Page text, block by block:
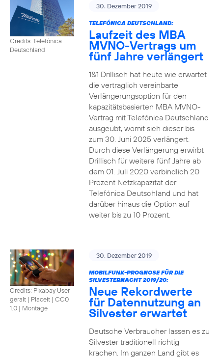
Credits: Telefónica
Deutschland
30. Dezember 2019
TELEFÓNICA DEUTSCHLAND:
Laufzeit des MBA
MVNO-Vertrags um
fünf Jahre verlängert
1&1 Drillisch hat heute wie erwartet
die vertraglich vereinbarte
Verlängerungsoption für den
kapazitätsbasierten MBA MVNO-
Vertrag mit Telefónica Deutschland
ausgeübt, womit sich dieser bis
zum 30. Juni 2025 verlängert.
Durch diese Verlängerung erwirbt
Drillisch für weitere fünf Jahre ab
dem 01. Juli 2020 verbindlich 20
Prozent Netzkapazität der
Telefónica Deutschland und hat
darüber hinaus die Option auf
weiter bis zu 10 Prozent.
Credits: Pixabay User
geralt | Placeit | CC0
1.0 | Montage
30. Dezember 2019
MOBILFUNK-PROGNOSE FÜR DIE
SILVESTERNACHT 2019/20:
Neue Rekordwerte
für Datennutzung an
Silvester erwartet
Deutsche Verbraucher lassen es zu
Silvester traditionell richtig
krachen. Im ganzen Land gibt es